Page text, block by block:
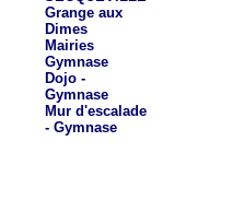
Grange aux
Dimes
Mairies
Gymnase
Dojo -
Gymnase
Mur d'escalade
- Gymnase